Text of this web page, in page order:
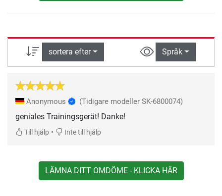
sortera efter Språk
Anonymous (Tidigare modeller SK-6800074)
geniales Trainingsgerät! Danke!
Till hjälp • Inte till hjälp
LÄMNA DITT OMDÖME - KLICKA HÄR